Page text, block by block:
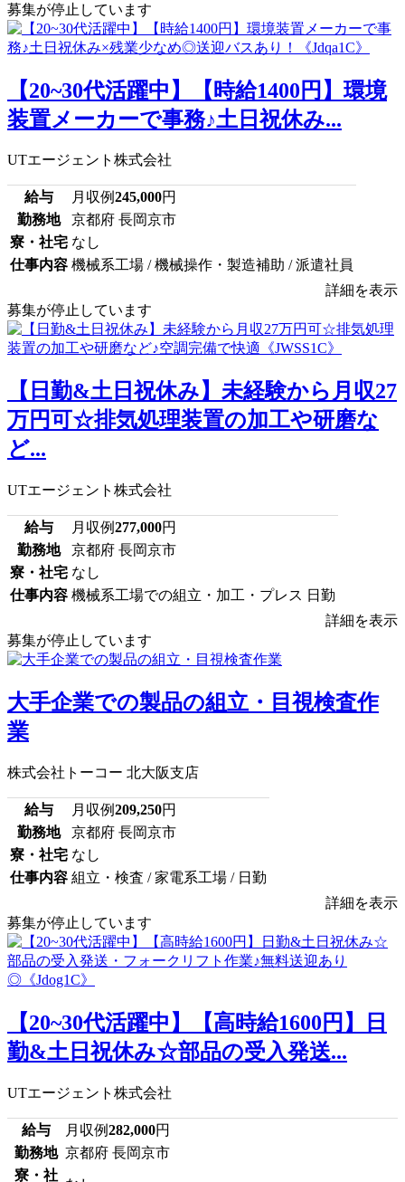
募集が停止しています
【20~30代活躍中】【時給1400円】環境
装置メーカーで事務♪土日祝休み...
UTエージェント株式会社
給与 月収例245,000円
勤務地
京都府 長岡京市
寮・社宅 なし
仕事内容 機械系工場 / 機械操作・製造補助 / 派遣社員
詳細を表示
募集が停止しています
【日勤&土日祝休み】未経験から月収27
万円可☆排気処理装置の加工や研磨な
ど...
UTエージェント株式会社
給与 月収例277,000円
勤務地
京都府 長岡京市
寮・社宅 なし
仕事内容 機械系工場での組立・加工・プレス 日勤
詳細を表示
募集が停止しています
大手企業での製品の組立・目視検査作
業
株式会社トーコー 北大阪支店
給与 月収例209,250円
勤務地
京都府 長岡京市
寮・社宅 なし
仕事内容 組立・検査 / 家電系工場 / 日勤
詳細を表示
募集が停止しています
【20~30代活躍中】【高時給1600円】日
勤&土日祝休み☆部品の受入発送...
UTエージェント株式会社
給与 月収例282,000円
勤務地 京都府 長岡京市
寮・社